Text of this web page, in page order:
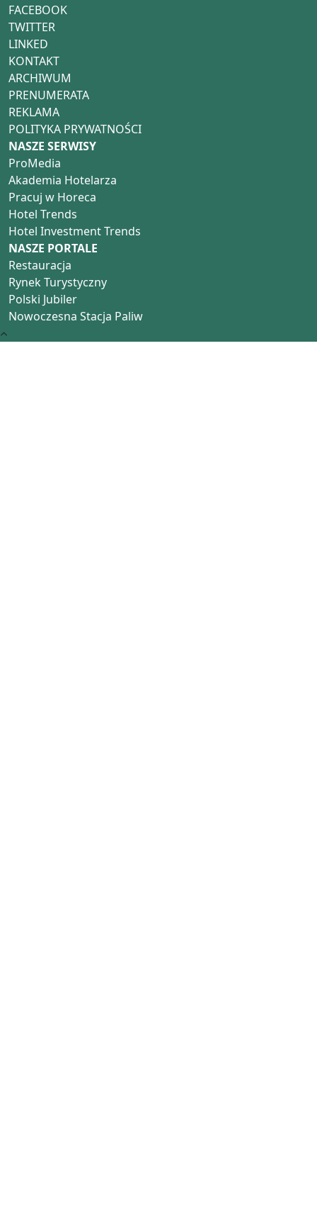
FACEBOOK
TWITTER
LINKED
KONTAKT
ARCHIWUM
PRENUMERATA
REKLAMA
POLITYKA PRYWATNOŚCI
NASZE SERWISY
ProMedia
Akademia Hotelarza
Pracuj w Horeca
Hotel Trends
Hotel Investment Trends
NASZE PORTALE
Restauracja
Rynek Turystyczny
Polski Jubiler
Nowoczesna Stacja Paliw